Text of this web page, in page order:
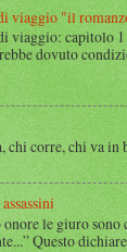
viaggio "il
viaggio: capitolo 1
dovuto
chi corre, chi va
le giuro sono
Questo